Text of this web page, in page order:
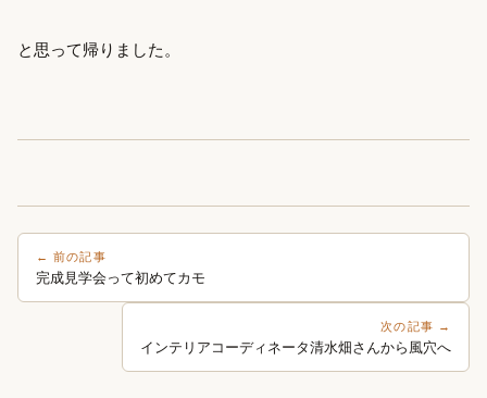
と思って帰りました。
← 前の記事
完成見学会って初めてカモ
次の記事 →
インテリアコーディネータ清水畑さんから風穴へ